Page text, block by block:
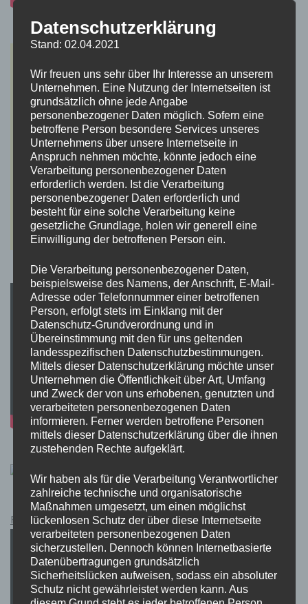
Pokémon Schwert und Schild Kauflink.>LINK<
Datenschutzerklärung
Stand: 02.04.2021
Wir freuen uns sehr über Ihr Interesse an unserem
Unternehmen. Eine Nutzung der Internetseiten ist
grundsätzlich ohne jede Angabe
personenbezogener Daten möglich. Sofern eine
betroffene Person besondere Services unseres
Unternehmens über unsere Internetseite in
Anspruch nehmen möchte, könnte jedoch eine
Verarbeitung personenbezogener Daten
erforderlich werden. Ist die Verarbeitung
personenbezogener Daten erforderlich und
besteht für eine solche Verarbeitung keine
gesetzliche Grundlage, holen wir generell eine
Einwilligung der betroffenen Person ein.
Die Verarbeitung personenbezogener Daten,
beispielsweise des Namens, der Anschrift, E-Mail-
Adresse oder Telefonnummer einer betroffenen
Person, erfolgt stets im Einklang mit der
Datenschutz-Grundverordnung und in
Übereinstimmung mit den für uns geltenden
landesspezifischen Datenschutzbestimmungen.
Mittels dieser Datenschutzerklärung möchte unser
Unternehmen die Öffentlichkeit über Art, Umfang
und Zweck der von uns erhobenen, genutzten und
verarbeiteten personenbezogenen Daten
informieren. Ferner werden betroffene Personen
mittels dieser Datenschutzerklärung über die ihnen
zustehenden Rechte aufgeklärt.
Wir haben als für die Verarbeitung Verantwortlicher
zahlreiche technische und organisatorische
Maßnahmen umgesetzt, um einen möglichst
lückenlosen Schutz der über diese Internetseite
verarbeiteten personenbezogenen Daten
sicherzustellen. Dennoch können Internetbasierte
Datenübertragungen grundsätzlich
Sicherheitslücken aufweisen, sodass ein absoluter
Schutz nicht gewährleistet werden kann. Aus